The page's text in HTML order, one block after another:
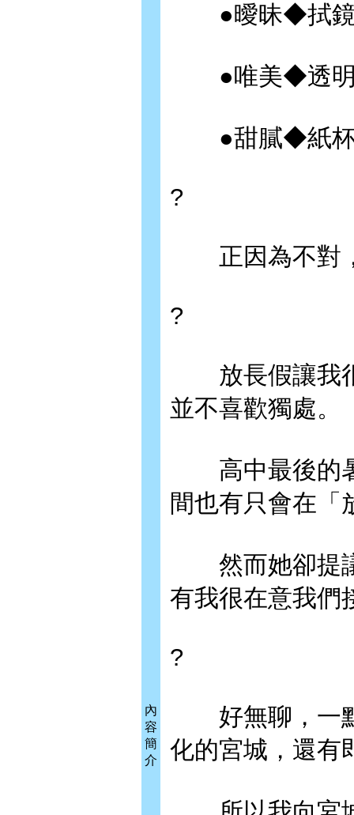
內
容
簡
介
●曖昧◆拭鏡
●唯美◆透明
●甜膩◆紙杯
?
正因為不對，
?
放長假讓我很
並不喜歡獨處。
高中最後的暑
間也有只會在「
然而她卻提
有我很在意我們
?
好無聊，一點
化的宮城，還有